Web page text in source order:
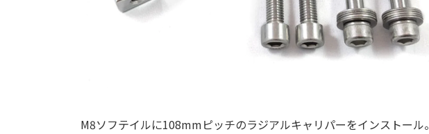
M8ソフテイルに108mmピッチのラジアルキャリパーをインストール。